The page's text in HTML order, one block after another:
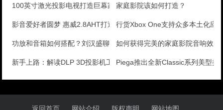
100英寸激光投影电视打造巨幕家庭影院家庭影院该如何打造？
影音爱好者圆梦 惠威2.8AHT打造百万级私人影院行货Xbox One支持众多本土化应
功放和音箱如何搭配？刘汉盛聊英国ATC SCM19如何获得完美的家庭影院音响效果
新手上路：解读DLP 3D投影机工作原理Piega推出全新Classic系列美型扬
返回首页 网站介绍 版权声明 网站地图